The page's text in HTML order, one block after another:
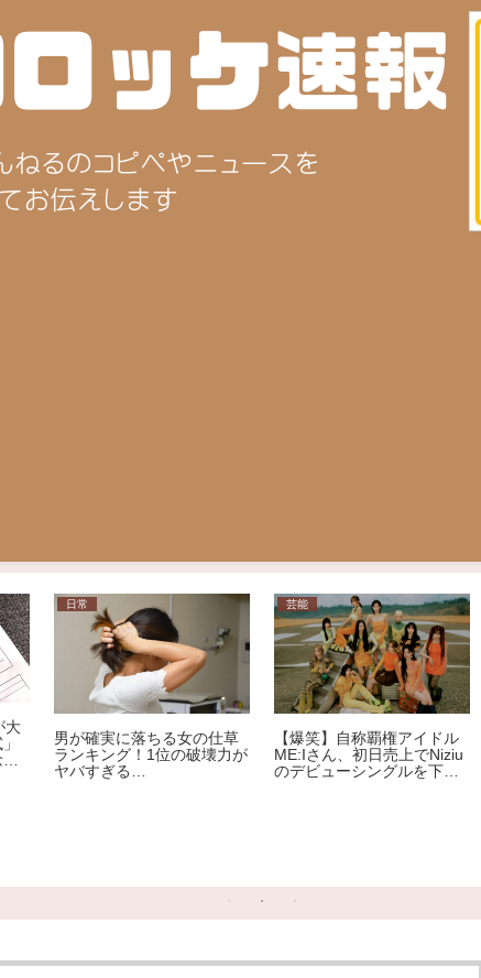
大
日常
男が確実に落ちる女の仕草
ランキング！1位の破壊力が
ヤバすぎる…
芸能
【爆笑】自称覇権アイドル
ME:Iさん、初日売上でNiziu
のデビューシングルを下回